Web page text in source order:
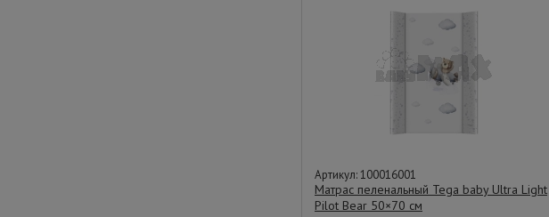
Артикул: 100016001
Матраc пеленальный Tega baby Ultra Light
Pilot Bear 50×70 см